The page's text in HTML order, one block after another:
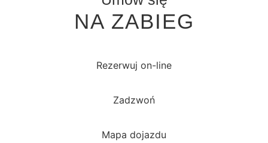
NA ZABIEG
Rezerwuj on-line
Zadzwoń
Mapa dojazdu